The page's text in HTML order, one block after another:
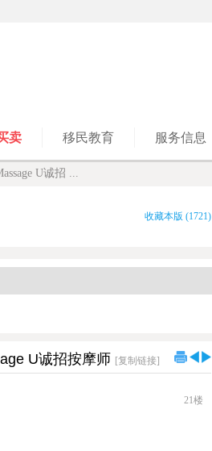
卖 移民教育 服务信息
U诚招 ...
收藏本版 (1721)
U诚招按摩师 [复制链接]
21楼